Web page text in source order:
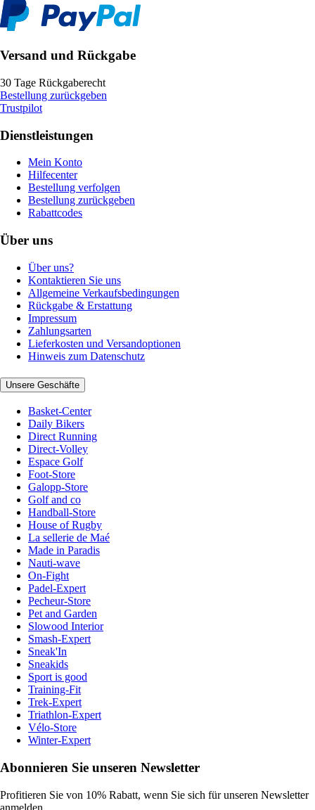
Versand und Rückgabe
30 Tage Rückgaberecht
Bestellung zurückgeben
Trustpilot
Dienstleistungen
Mein Konto
Hilfecenter
Bestellung verfolgen
Bestellung zurückgeben
Rabattcodes
Über uns
Über uns?
Kontaktieren Sie uns
Allgemeine Verkaufsbedingungen
Rückgabe & Erstattung
Impressum
Zahlungsarten
Lieferkosten und Versandoptionen
Hinweis zum Datenschutz
Unsere Geschäfte
Basket-Center
Daily Bikers
Direct Running
Direct-Volley
Espace Golf
Foot-Store
Galopp-Store
Golf and co
Handball-Store
House of Rugby
La sellerie de Maé
Made in Paradis
Nauti-wave
On-Fight
Padel-Expert
Pecheur-Store
Pet and Garden
Slowood Interior
Smash-Expert
Sneak'In
Sneakids
Sport is good
Training-Fit
Trek-Expert
Triathlon-Expert
Vélo-Store
Winter-Expert
Abonnieren Sie unseren Newsletter
Profitieren Sie von 10% Rabatt, wenn Sie sich für unseren Newsletter
anmelden